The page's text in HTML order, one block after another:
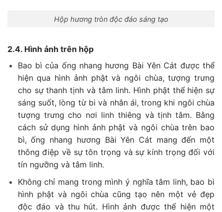
Hộp hương tròn độc đáo sáng tạo
2.4. Hình ảnh trên hộp
Bao bì của ống nhang hương Bài Yên Cát được thể
hiện qua hình ảnh phật và ngôi chùa, tượng trưng
cho sự thanh tịnh và tâm linh. Hình phật thể hiện sự
sáng suốt, lòng từ bi và nhân ái, trong khi ngôi chùa
tượng trưng cho nơi linh thiêng và tịnh tâm. Bằng
cách sử dụng hình ảnh phật và ngôi chùa trên bao
bì, ống nhang hương Bài Yên Cát mang đến một
thông điệp về sự tôn trọng và sự kính trọng đối với
tín ngưỡng và tâm linh.
Không chỉ mang trong mình ý nghĩa tâm linh, bao bì
hình phật và ngôi chùa cũng tạo nên một vẻ đẹp
độc đáo và thu hút. Hình ảnh được thể hiện một